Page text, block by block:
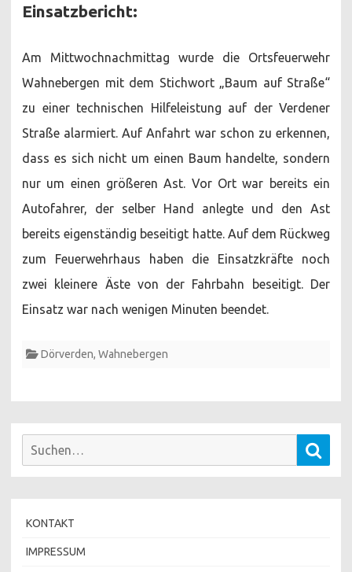
Einsatzbericht:
Am Mittwochnachmittag wurde die Ortsfeuerwehr
Wahnebergen mit dem Stichwort „Baum auf Straße“
zu einer technischen Hilfeleistung auf der Verdener
Straße alarmiert. Auf Anfahrt war schon zu erkennen,
dass es sich nicht um einen Baum handelte, sondern
nur um einen größeren Ast. Vor Ort war bereits ein
Autofahrer, der selber Hand anlegte und den Ast
bereits eigenständig beseitigt hatte. Auf dem Rückweg
zum Feuerwehrhaus haben die Einsatzkräfte noch
zwei kleinere Äste von der Fahrbahn beseitigt. Der
Einsatz war nach wenigen Minuten beendet.
Dörverden, Wahnebergen
Suchen
KONTAKT
IMPRESSUM